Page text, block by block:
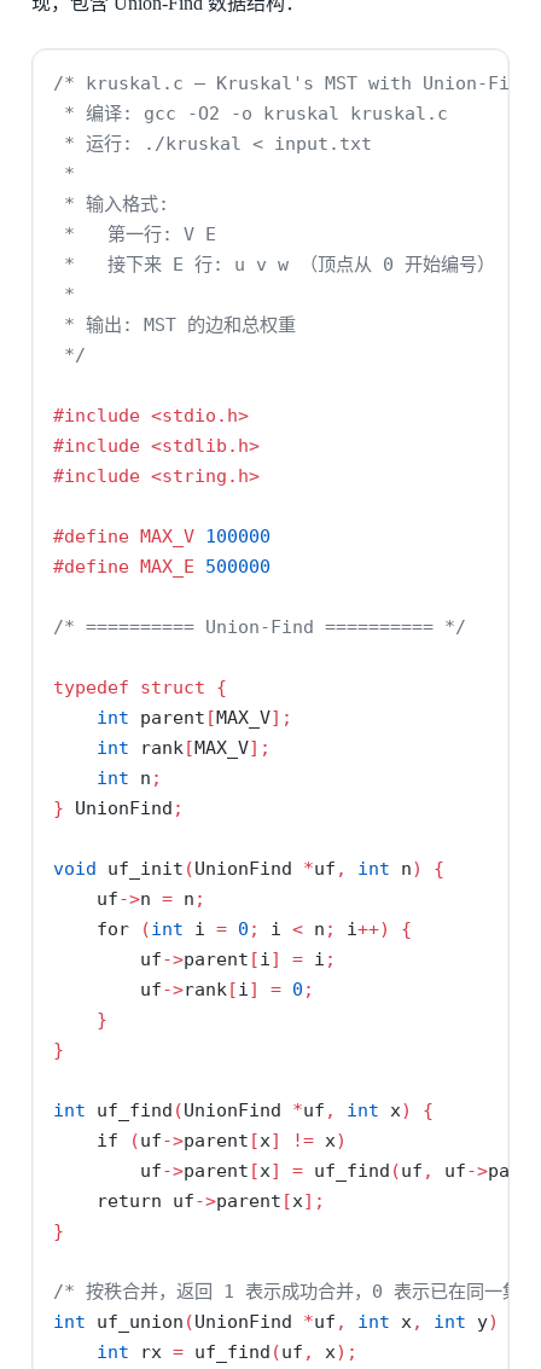
/* kruskal.c — Kruskal's MST with Union-Find
* 编译: gcc -O2 -o kruskal kruskal.c
* 运行: ./kruskal < input.txt
*
* 输入格式:
*   第一行: V E
*   接下来 E 行: u v w （顶点从 0 开始编号）
*
* 输出: MST 的边和总权重
*/
#include <stdio.h>
#include <stdlib.h>
#include <string.h>
#define MAX_V 100000
#define MAX_E 500000
/* ========== Union-Find ========== */
typedef struct
{
int parent [MAX_V];
int rank[MAX_V];
int n ;
} UnionFind ;
void uf_init (UnionFind *uf , int n)
{
    uf
->n = n ;
for
(int i = 0 ; i < n ; i++)
{
        uf
->parent [i] = i ;
        uf
->rank[i] = 0 ;
}
}
int uf_find (UnionFind *uf , int x)
{
if
(uf->parent [x] != x)
        uf
->parent [x] = uf_find (uf , uf->
return uf->parent [x];
}
/* 按秩合并，返回 1 表示成功合并，0 表示已在同一集
int uf_union (UnionFind *uf , int x, int y)
int rx = uf_find (uf , x);